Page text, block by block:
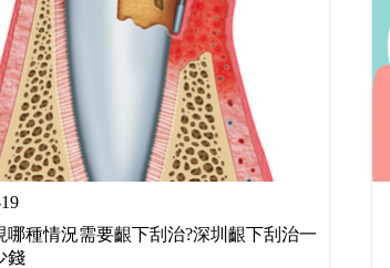
哪種情況需要齦下刮治?深圳齦下刮治一
錢